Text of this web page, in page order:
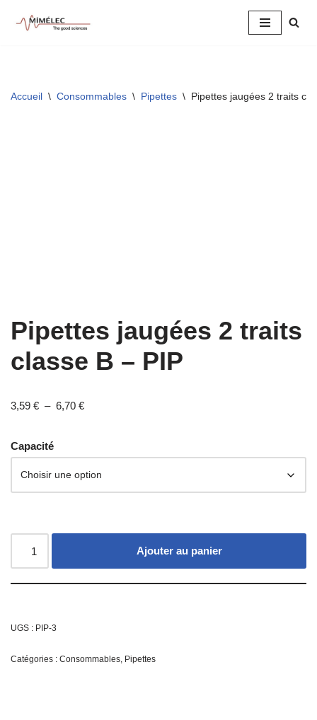
Accueil \ Consommables \ Pipettes \ Pipettes jaugées 2 traits
Pipettes jaugées 2 traits
classe B – PIP
3,59 € – 6,70 €
Capacité
Ajouter au panier
UGS : PIP-3
Catégories : Consommables, Pipettes